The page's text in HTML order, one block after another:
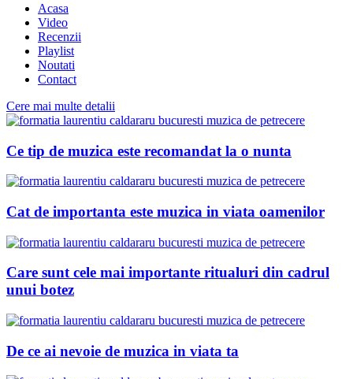
Acasa
Video
Recenzii
Playlist
Noutati
Contact
Cere mai multe detalii
Ce tip de muzica este recomandat la o nunta
Cat de importanta este muzica in viata oamenilor
Care sunt cele mai importante ritualuri din cadrul
unui botez
De ce ai nevoie de muzica in viata ta